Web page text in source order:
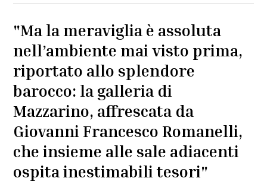
"Ma la meraviglia è assoluta
nell’ambiente mai visto prima,
riportato allo splendore
barocco: la galleria di
Mazzarino, affrescata da
Giovanni Francesco Romanelli,
che insieme alle sale adiacenti
ospita inestimabili tesori"